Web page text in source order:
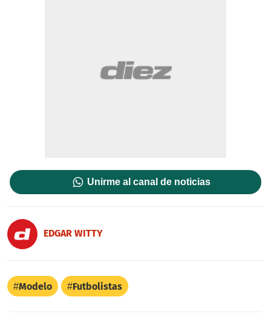
Unirme al canal de noticias
EDGAR WITTY
Modelo Futbolistas